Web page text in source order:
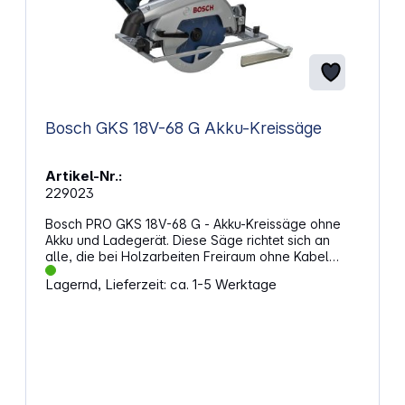
Bosch GKS 18V-68 G Akku-Kreissäge
Artikel-Nr.:
229023
Bosch PRO GKS 18V-68 G - Akku-Kreissäge ohne
Akku und Ladegerät. Diese Säge richtet sich an
alle, die bei Holzarbeiten Freiraum ohne Kabel
schätzen und zugleich eine kräftige Arbeitsweise
nutzen möchten. Durch die kraftvolle Energiequelle
Lagernd, Lieferzeit: ca. 1-5 Werktage